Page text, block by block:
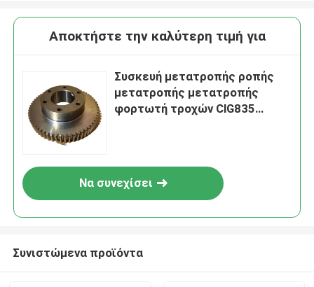
Αποκτήστε την καλύτερη τιμή για
Συσκευή μετατροπής ροπής
μετατροπής μετατροπής
φορτωτή τροχών ClG835
Να συνεχίσει
Συνιστώμενα προϊόντα